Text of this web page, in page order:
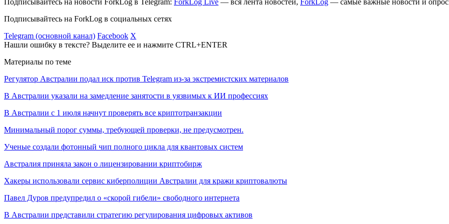
Подписывайтесь на ForkLog в социальных сетях
Telegram (основной канал) Facebook X
Нашли ошибку в тексте? Выделите ее и нажмите CTRL+ENTER
Материалы по теме
Регулятор Австралии подал иск против Telegram из-за экстремистских материалов
В Австралии указали на замедление занятости в уязвимых к ИИ профессиях
В Австралии с 1 июля начнут проверять все криптотранзакции
Минимальный порог суммы, требующей проверки, не предусмотрен.
Ученые создали фотонный чип полного цикла для квантовых систем
Австралия приняла закон о лицензировании криптобирж
Хакеры использовали сервис киберполиции Австралии для кражи криптовалюты
Павел Дуров предупредил о «скорой гибели» свободного интернета
В Австралии представили стратегию регулирования цифровых активов